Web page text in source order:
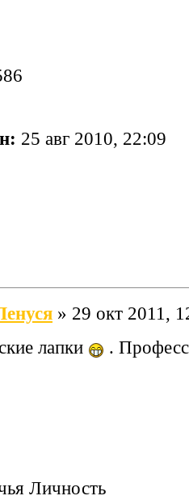
25 авг 2010, 22:09
» 29 окт 2011,
лапки
.
Личность